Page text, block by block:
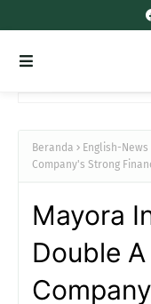
Beranda English-News
Company's Strong
Mayora
Double